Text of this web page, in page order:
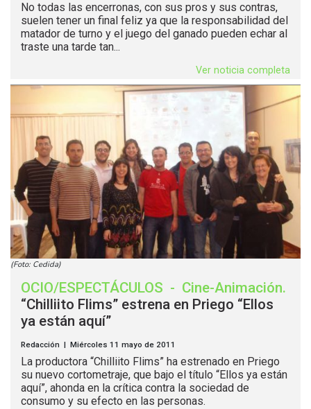
No todas las encerronas, con sus pros y sus contras,
suelen tener un final feliz ya que la responsabilidad del
matador de turno y el juego del ganado pueden echar al
traste una tarde tan...
Ver noticia completa
(Foto: Cedida)
OCIO/ESPECTÁCULOS - Cine-Animación.
“Chilliito Flims” estrena en Priego “Ellos
ya están aquí”
Redacción | Miércoles 11 mayo de 2011
La productora “Chilliito Flims” ha estrenado en Priego
su nuevo cortometraje, que bajo el título “Ellos ya están
aquí”, ahonda en la crítica contra la sociedad de
consumo y su efecto en las personas.